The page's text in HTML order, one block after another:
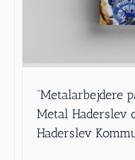
”Metalarbejdere
Metal Haderslev
Haderslev